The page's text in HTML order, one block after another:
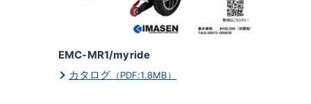
EMC-MR1/myride
カタログ （PDF:1.8MB）